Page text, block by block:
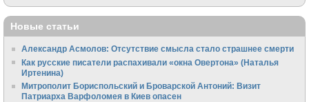
Новые статьи
Александр Асмолов: Отсутствие смысла стало страшнее смерти
Как русские писатели распахивали «окна Овертона» (Наталья
Иртенина)
Митрополит Бориспольский и Броварской Антоний: Визит
Патриарха Варфоломея в Киев опасен